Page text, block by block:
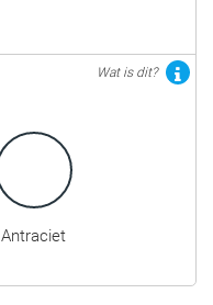
Wat is dit?
Antraciet